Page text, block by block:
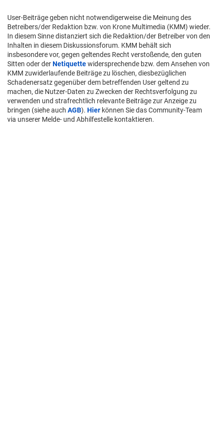
User-Beiträge geben nicht notwendigerweise die Meinung des
Betreibers/der Redaktion bzw. von Krone Multimedia (KMM) wieder.
In diesem Sinne distanziert sich die Redaktion/der Betreiber von den
Inhalten in diesem Diskussionsforum. KMM behält sich
insbesondere vor, gegen geltendes Recht verstoßende, den guten
Sitten oder derNetiquettewidersprechende bzw. dem Ansehen von
KMM zuwiderlaufende Beiträge zu löschen, diesbezüglichen
Schadenersatz gegenüber dem betreffenden User geltend zu
machen, die Nutzer-Daten zu Zwecken der Rechtsverfolgung zu
verwenden und strafrechtlich relevante Beiträge zur Anzeige zu
bringen (siehe auch AGB). Hier können Sie das Community-Team
via unserer Melde- und Abhilfestelle kontaktieren.